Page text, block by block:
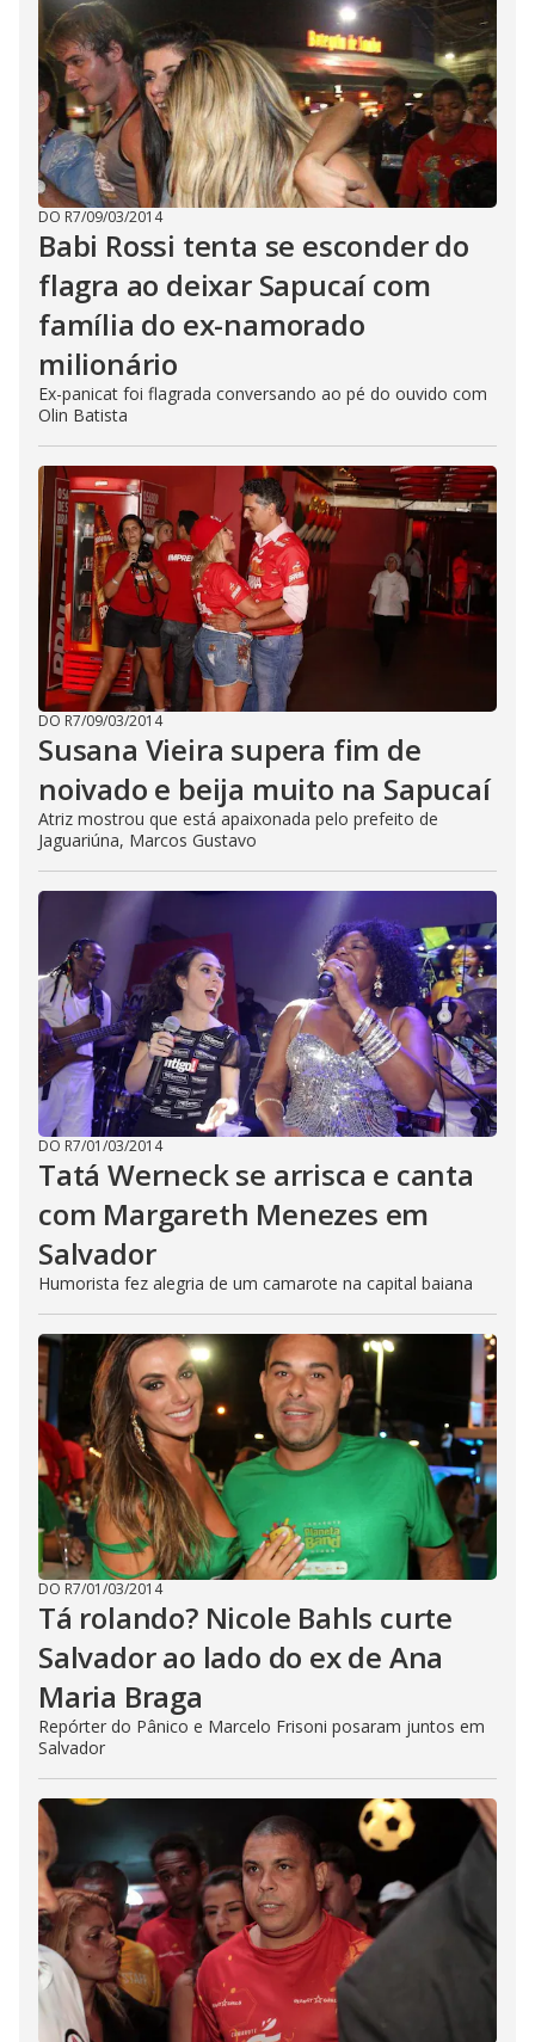
DO R7/09/03/2014
Babi Rossi tenta se esconder do
flagra ao deixar Sapucaí com
família do ex-namorado
milionário
Ex-panicat foi flagrada conversando ao pé do ouvido com
Olin Batista
DO R7/09/03/2014
Susana Vieira supera fim de
noivado e beija muito na Sapucaí
Atriz mostrou que está apaixonada pelo prefeito de
Jaguariúna, Marcos Gustavo
DO R7/01/03/2014
Tatá Werneck se arrisca e canta
com Margareth Menezes em
Salvador
Humorista fez alegria de um camarote na capital baiana
DO R7/01/03/2014
Tá rolando? Nicole Bahls curte
Salvador ao lado do ex de Ana
Maria Braga
Repórter do Pânico e Marcelo Frisoni posaram juntos em
Salvador